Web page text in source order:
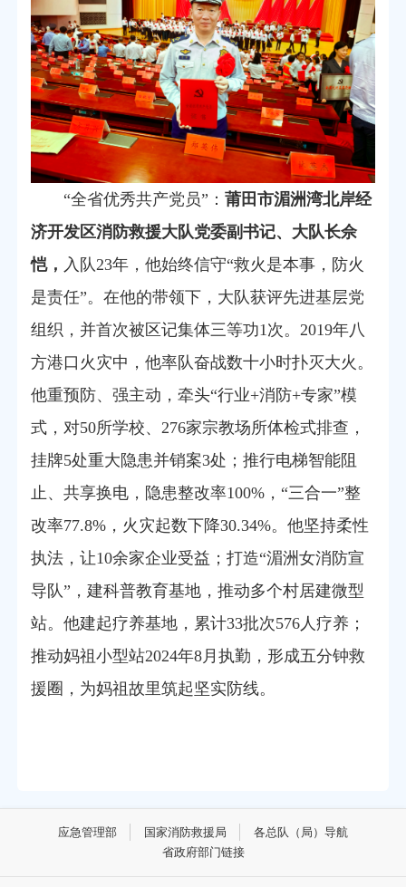
“全省优秀共产党员”： 莆田市湄洲湾北岸经
济开发区消防救援大队党委副书记、大队长佘
恺， 入队23年，他始终信守“救火是本事，防火
是责任”。在他的带领下，大队获评先进基层党
组织，并首次被区记集体三等功1次。2019年八
方港口火灾中，他率队奋战数十小时扑灭大火。
他重预防、强主动，牵头“行业+消防+专家”模
式，对50所学校、276家宗教场所体检式排查，
挂牌5处重大隐患并销案3处；推行电梯智能阻
止、共享换电，隐患整改率100%，“三合一”整
改率77.8%，火灾起数下降30.34%。他坚持柔性
执法，让10余家企业受益；打造“湄洲女消防宣
导队”，建科普教育基地，推动多个村居建微型
站。他建起疗养基地，累计33批次576人疗养；
推动妈祖小型站2024年8月执勤，形成五分钟救
援圈，为妈祖故里筑起坚实防线。
应急管理部 国家消防救援局
各总队（局）导航
省政府部门链接